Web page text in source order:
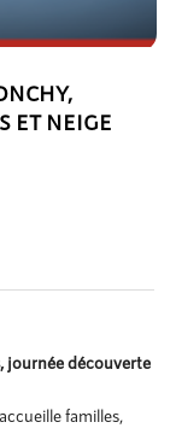
ET NEIGE
journée découverte
familles,